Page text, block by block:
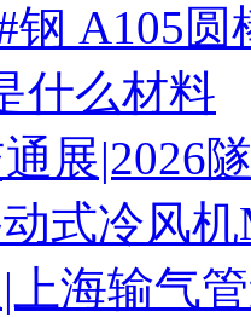
钢 A105圆
什么材料
展|2026
式冷风
上海输气